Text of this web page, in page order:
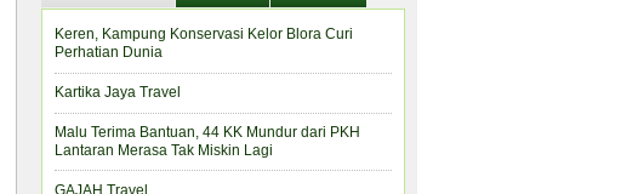
Keren, Kampung Konservasi Kelor Blora Curi
Perhatian Dunia
Kartika Jaya Travel
Malu Terima Bantuan, 44 KK Mundur dari PKH
Lantaran Merasa Tak Miskin Lagi
GAJAH Travel